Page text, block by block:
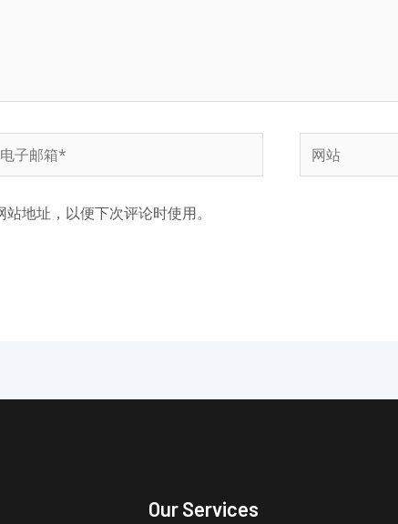
网
站
地址，以便下次评论时使用。
Our Services